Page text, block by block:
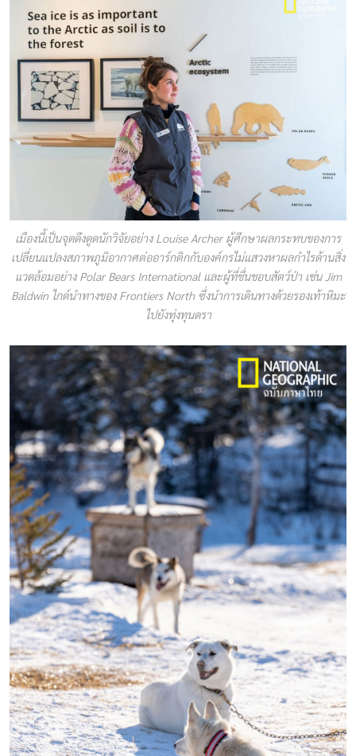
เมืองนี้เป็นจุดดึงดูดนักวิจัยอย่าง Louise Archer ผู้ศึกษาผลกระทบของการ
เปลี่ยนแปลงสภาพภูมิอากาศต่ออาร์กติกกับองค์กรไม่แสวงหาผลกำไรด้านสิ่ง
แวดล้อมอย่าง Polar Bears International และผู้ที่ชื่นชอบสัตว์ป่า เช่น Jim
Baldwin ไกด์นำทางของ Frontiers North ซึ่งนำการเดินทางด้วยรองเท้าหิมะ
ไปยังทุ่งทุนดรา